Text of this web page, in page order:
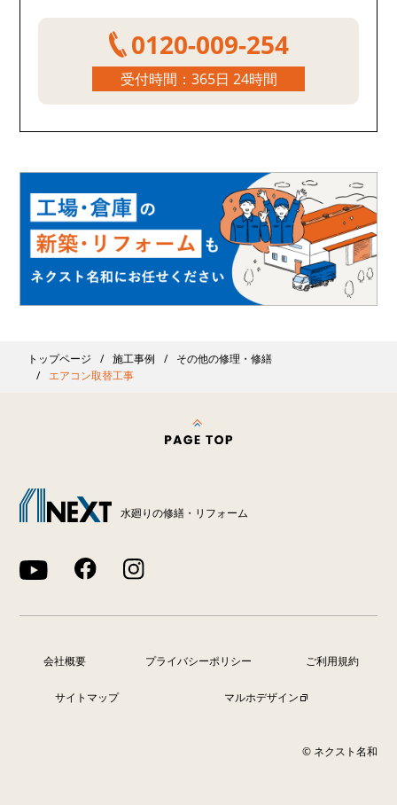
0120-009-254
受付時間：365日 24時間
トップページ 施工事例
その他の修理・修繕
エアコン取替工事
水廻りの修繕・リフォーム
会社概要 プライバシーポリシー ご利用規約
サイトマップ マルホデザイン
© ネクスト名和